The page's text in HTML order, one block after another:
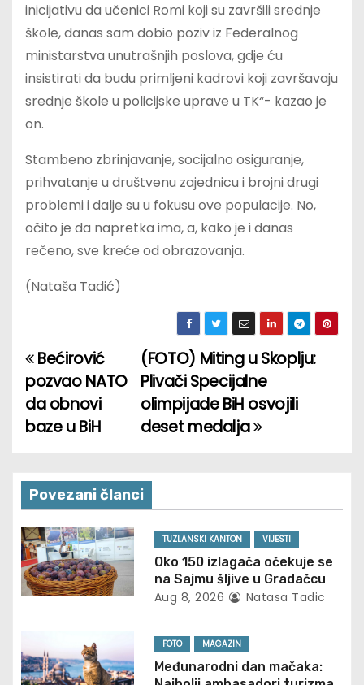
inicijativu da učenici Romi koji su završili srednje
škole, danas sam dobio poziv iz Federalnog
ministarstva unutrašnjih poslova, gdje ću
insistirati da budu primljeni kadrovi koji završavaju
srednje škole u policijske uprave u TK“- kazao je
on.
Stambeno zbrinjavanje, socijalno osiguranje,
prihvatanje u društvenu zajednicu i brojni drugi
problemi i dalje su u fokusu ove populacije. No,
očito je da napretka ima, a, kako je i danas
rečeno, sve kreće od obrazovanja.
(Nataša Tadić)
P
o
s
n
a
v
i
a
(FOTO) Miting u Skoplju:
Plivači Specijalne
olimpijade BiH osvojili
deset medalja
Bećirović
pozvao NATO
da obnovi
baze u BiH
Povezani članci
TUZLANSKI KANTON VIJESTI
Oko 150 izlagača očekuje se
na Sajmu šljive u Gradačcu
Aug 8, 2026 Natasa Tadic
FOTO MAGAZIN
Međunarodni dan mačaka: